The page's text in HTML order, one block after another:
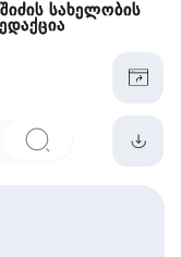
სახელობის